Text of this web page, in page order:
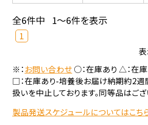
全6件中 1～6件を表示
1
※：お問い合わせ○：在庫あり △：在
□：在庫あり-培養後お届け納期約2週
扱いを中止しております。同等品はござ
製品発送スケジュールについてはこち